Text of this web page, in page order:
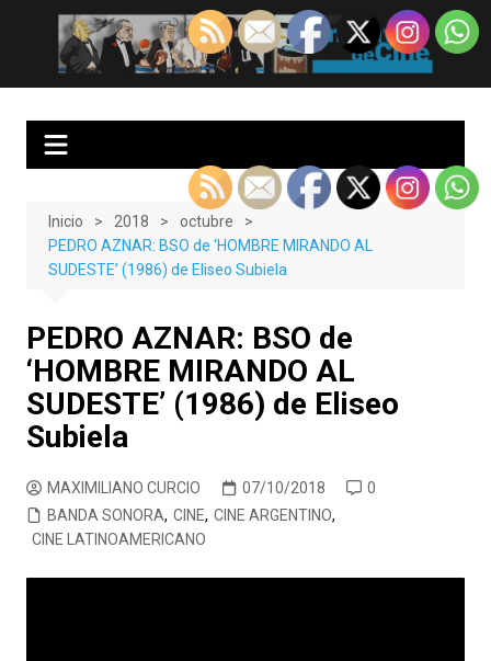
contenido
EnClave de Cine
Crítica cinematográfica y audiovisual. Punto de encuentro para los
Inicio 2018
octubre
PEDRO AZNAR: BSO de ‘HOMBRE MIRANDO AL
SUDESTE’ (1986) de Eliseo Subiela
PEDRO AZNAR: BSO de
‘HOMBRE MIRANDO AL
SUDESTE’ (1986) de Eliseo
Subiela
MAXIMILIANO CURCIO 07/10/2018
0
BANDA SONORA, CINE, CINE ARGENTINO,
CINE LATINOAMERICANO